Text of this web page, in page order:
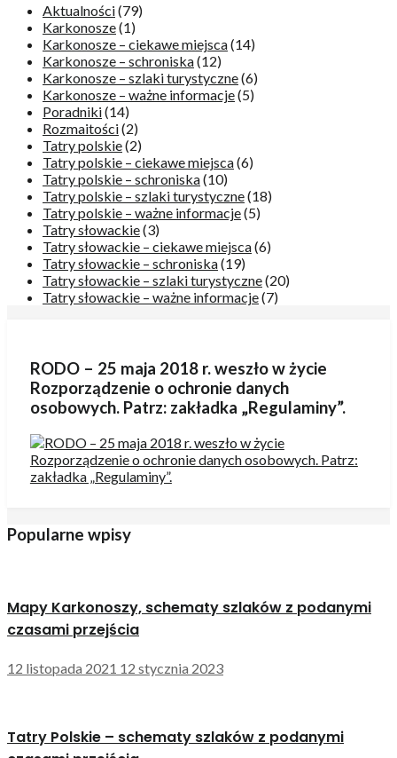
Aktualności(79)
Karkonosze(1)
Karkonosze – ciekawe miejsca(14)
Karkonosze – schroniska(12)
Karkonosze – szlaki turystyczne(6)
Karkonosze – ważne informacje(5)
Poradniki(14)
Rozmaitości(2)
Tatry polskie(2)
Tatry polskie – ciekawe miejsca(6)
Tatry polskie – schroniska(10)
Tatry polskie – szlaki turystyczne(18)
Tatry polskie – ważne informacje(5)
Tatry słowackie(3)
Tatry słowackie – ciekawe miejsca(6)
Tatry słowackie – schroniska(19)
Tatry słowackie – szlaki turystyczne(20)
Tatry słowackie – ważne informacje(7)
RODO – 25 maja 2018 r. weszło w życie
Rozporządzenie o ochronie danych
osobowych. Patrz: zakładka „Regulaminy”.
Popularne wpisy
Mapy Karkonoszy, schematy szlaków z podanymi
czasami przejścia
12 listopada 2021 12 stycznia 2023
Tatry Polskie – schematy szlaków z podanymi